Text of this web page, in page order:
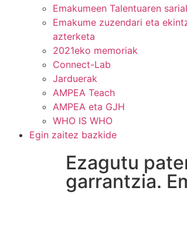
Emakumeen Talentuaren
Emakume zuzendari eta
azterketa
2021eko memoriak
Connect-Lab
Jarduerak
AMPEA Teach
AMPEA eta GJH
WHO IS WHO
Egin zaitez bazkide
Ezagutu
garrantzia.